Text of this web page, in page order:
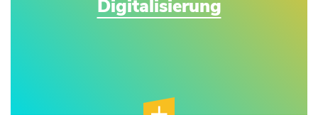
Digitalisierung